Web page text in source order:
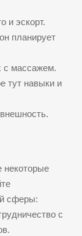
и эскорт.
планирует
с массажем.
тут навыки и
некоторые
сферы:
с